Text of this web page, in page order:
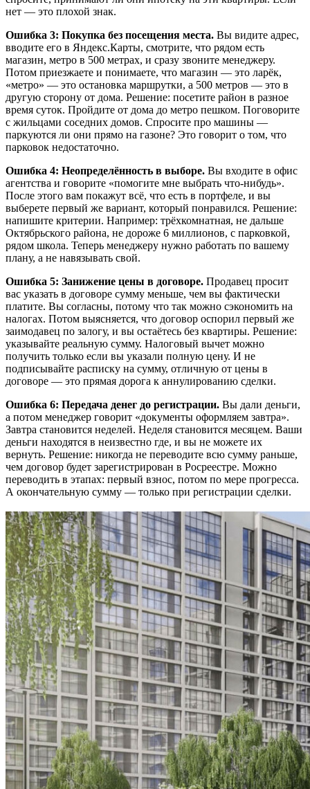
нет — это плохой знак.
Ошибка 3: Покупка без посещения места. Вы видите адрес,
вводите его в Яндекс.Карты, смотрите, что рядом есть
магазин, метро в 500 метрах, и сразу звоните менеджеру.
Потом приезжаете и понимаете, что магазин — это ларёк,
«метро» — это остановка маршрутки, а 500 метров — это в
другую сторону от дома. Решение: посетите район в разное
время суток. Пройдите от дома до метро пешком. Поговорите
с жильцами соседних домов. Спросите про машины —
паркуются ли они прямо на газоне? Это говорит о том, что
парковок недостаточно.
Ошибка 4: Неопределённость в выборе. Вы входите в офис
агентства и говорите «помогите мне выбрать что-нибудь».
После этого вам покажут всё, что есть в портфеле, и вы
выберете первый же вариант, который понравился. Решение:
напишите критерии. Например: трёхкомнатная, не дальше
Октябрьского района, не дороже 6 миллионов, с парковкой,
рядом школа. Теперь менеджеру нужно работать по вашему
плану, а не навязывать свой.
Ошибка 5: Занижение цены в договоре. Продавец просит
вас указать в договоре сумму меньше, чем вы фактически
платите. Вы согласны, потому что так можно сэкономить на
налогах. Потом выясняется, что договор оспорил первый же
заимодавец по залогу, и вы остаётесь без квартиры. Решение:
указывайте реальную сумму. Налоговый вычет можно
получить только если вы указали полную цену. И не
подписывайте расписку на сумму, отличную от цены в
договоре — это прямая дорога к аннулированию сделки.
Ошибка 6: Передача денег до регистрации. Вы дали деньги,
а потом менеджер говорит «документы оформляем завтра».
Завтра становится неделей. Неделя становится месяцем. Ваши
деньги находятся в неизвестно где, и вы не можете их
вернуть. Решение: никогда не переводите всю сумму раньше,
чем договор будет зарегистрирован в Росреестре. Можно
переводить в этапах: первый взнос, потом по мере прогресса.
А окончательную сумму — только при регистрации сделки.